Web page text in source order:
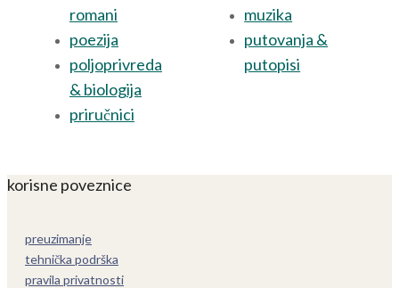
romani
poezija
poljoprivreda
& biologija
priručnici
muzika
putovanja &
putopisi
korisne poveznice
preuzimanje
tehnička podrška
pravila privatnosti